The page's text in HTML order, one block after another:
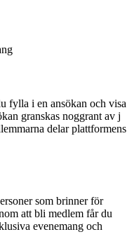
fylla i en ansökan och visa
granskas noggrant av j
delar plattformens
som brinner för
att bli medlem får du
evenemang och